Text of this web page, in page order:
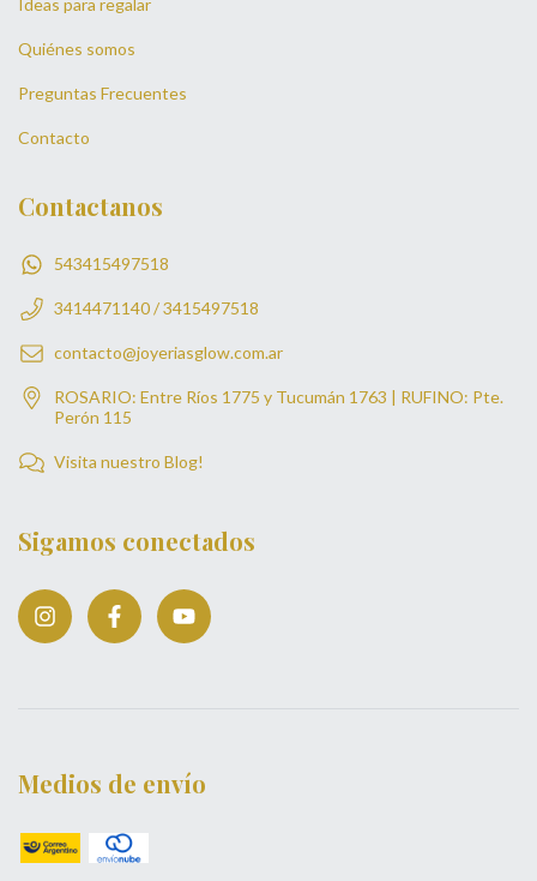
Quiénes somos
Preguntas Frecuentes
Contacto
Contactanos
543415497518
3414471140 / 3415497518
contacto@joyeriasglow.com.ar
ROSARIO: Entre Ríos 1775 y Tucumán 1763 | RUFINO: Pte.
Perón 115
Visita nuestro Blog!
Sigamos conectados
Medios de envío